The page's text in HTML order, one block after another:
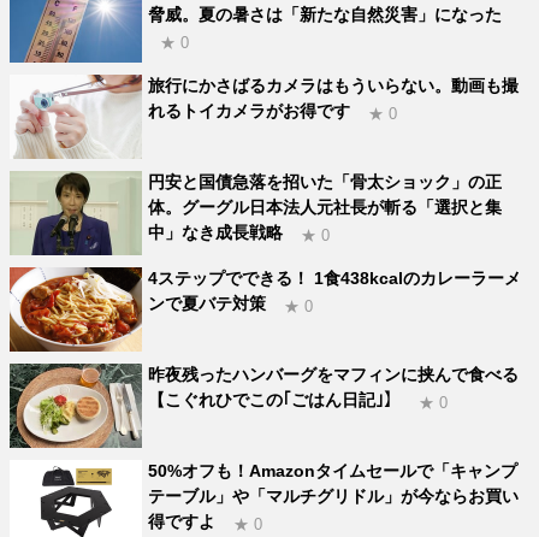
脅威。夏の暑さは「新たな自然災害」になった
★ 0
旅行にかさばるカメラはもういらない。動画も撮
れるトイカメラがお得です
★ 0
円安と国債急落を招いた「骨太ショック」の正
体。グーグル日本法人元社長が斬る「選択と集
中」なき成長戦略
★ 0
4ステップでできる！ 1食438kcalのカレーラーメ
ンで夏バテ対策
★ 0
昨夜残ったハンバーグをマフィンに挟んで食べる
【こぐれひでこの｢ごはん日記｣】
★ 0
50%オフも！Amazonタイムセールで「キャンプ
テーブル」や「マルチグリドル」が今ならお買い
得ですよ
★ 0